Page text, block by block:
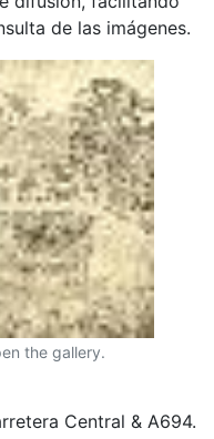
de las imágenes.
the gallery.
Central & A694.